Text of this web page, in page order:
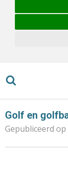
Golf en
Gepubliceerd